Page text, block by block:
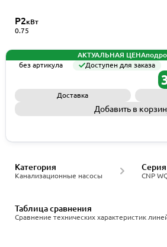
P2кВт
0.75
АКТУАЛЬНАЯ ЦЕНА
без артикула
Доступен для заказа
Доставка
Добавить в
Канализационные насосы
Категория
CNP
Серия
Сравнение технических характеристик
Таблица сравнения